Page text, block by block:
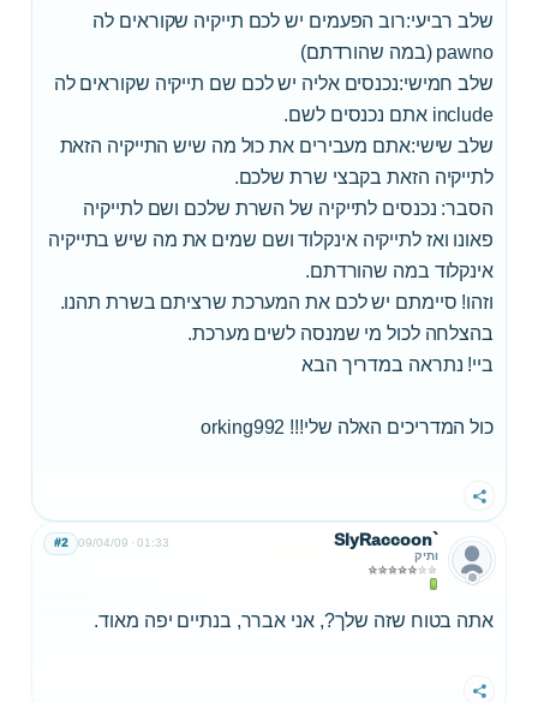
שלב רביעי:רוב הפעמים יש לכם תייקיה שקוראים לה
pawno (במה שהורדתם)
שלב חמישי:נכנסים אליה יש לכם שם תייקיה שקוראים לה
include אתם נכנסים לשם.
שלב שישי:אתם מעבירים את כול מה שיש התייקיה הזאת
לתייקיה הזאת בקבצי שרת שלכם.
הסבר: נכנסים לתייקיה של השרת שלכם ושם לתייקיה
פאונו ואז לתייקיה אינקלוד ושם שמים את מה שיש בתייקיה
אינקלוד במה שהורדתם.
וזהו! סיימתם יש לכם את המערכת שרציתם בשרת תהנו.
בהצלחה לכול מי שמנסה לשים מערכת.
ביי! נתראה במדריך הבא
כול המדריכים האלה שלי!!! orking992
שתף
SlyRaccoon`
ותיק
09/04/09 01:33
#2
אתה בטוח שזה שלך?, אני אברר, בנתיים יפה מאוד.
שתף